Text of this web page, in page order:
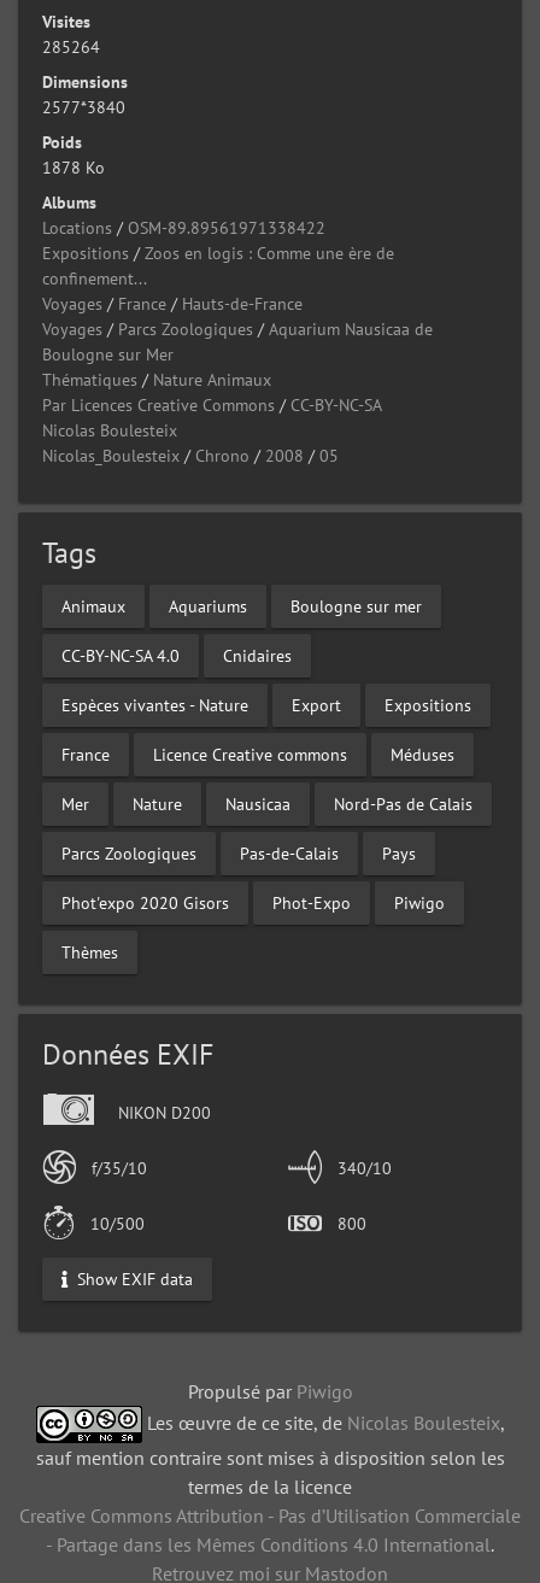
Visites
285264
Dimensions
2577*3840
Poids
1878 Ko
Albums
Locations / OSM-89.89561971338422
Expositions /Zoos en logis : Comme une ère de
confinement...
Voyages / France / Hauts-de-France
Voyages / Parcs Zoologiques /Aquarium Nausicaa de
Boulogne sur Mer
Thématiques / Nature Animaux
Par Licences Creative Commons / CC-BY-NC-SA
Nicolas Boulesteix
Nicolas_Boulesteix / Chrono / 2008 /05
Tags
Animaux Aquariums Boulogne sur mer
CC-BY-NC-SA 4.0 Cnidaires
Espèces vivantes - Nature Export Expositions
France Licence Creative commons Méduses
Mer Nature Nausicaa Nord-Pas de Calais
Parcs Zoologiques Pas-de-Calais Pays
Phot'expo 2020 Gisors Phot-Expo Piwigo
Thèmes
Données EXIF
NIKON D200
f/35/10 340/10
10/500 800
Show EXIF data
Propulsé par Piwigo
Les œuvre de ce site, de Nicolas Boulesteix,
sauf mention contraire sont mises à disposition selon les
termes de la licence
Creative Commons Attribution - Pas d’Utilisation Commerciale
- Partage dans les Mêmes Conditions 4.0 International.
Retrouvez moi sur Mastodon